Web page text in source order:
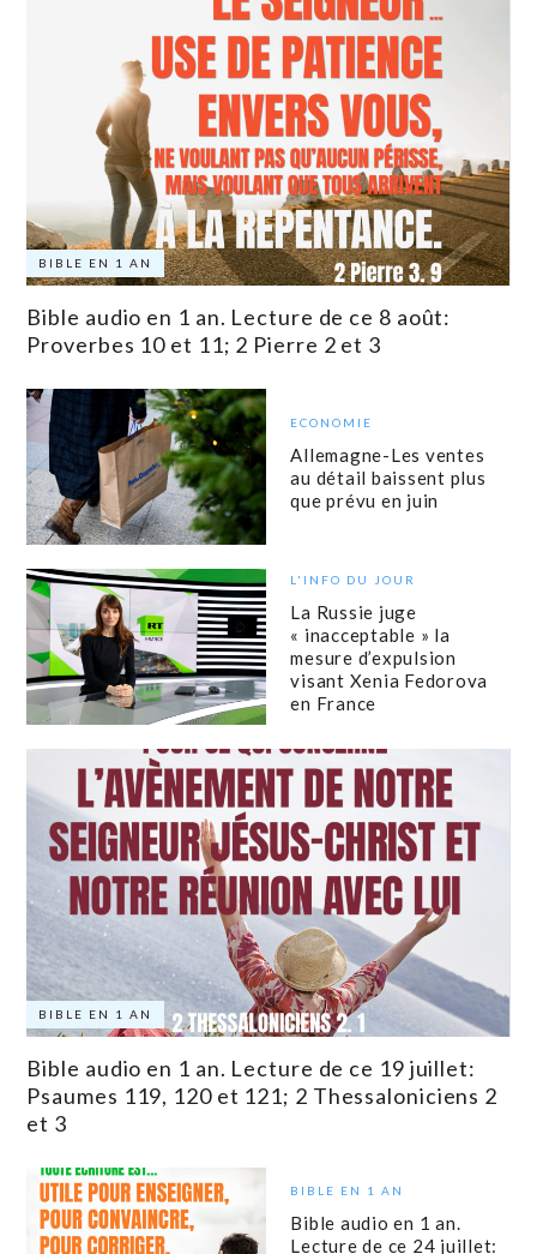
BIBLE EN 1 AN
Bible audio en 1 an. Lecture de ce 8 août:
Proverbes 10 et 11; 2 Pierre 2 et 3
ECONOMIE
Allemagne-Les ventes
au détail baissent plus
que prévu en juin
L'INFO DU JOUR
La Russie juge
« inacceptable » la
mesure d’expulsion
visant Xenia Fedorova
en France
BIBLE EN 1 AN
Bible audio en 1 an. Lecture de ce 19 juillet:
Psaumes 119, 120 et 121; 2 Thessaloniciens 2
et 3
BIBLE EN 1 AN
Bible audio en 1 an.
Lecture de ce 24 juillet: